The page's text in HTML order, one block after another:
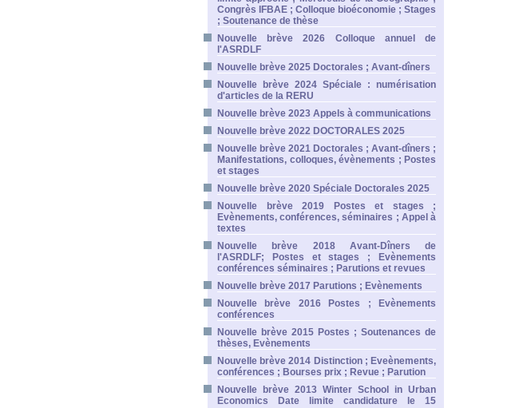
Congrès IFBAE ; Colloque bioéconomie ; Stages
; Soutenance de thèse
Nouvelle brève 2026 Colloque annuel de
l'ASRDLF
Nouvelle brève 2025 Doctorales ; Avant-dîners
Nouvelle brève 2024 Spéciale : numérisation
d'articles de la RERU
Nouvelle brève 2023 Appels à communications
Nouvelle brève 2022 DOCTORALES 2025
Nouvelle brève 2021 Doctorales ; Avant-dîners ;
Manifestations, colloques, évènements ; Postes
et stages
Nouvelle brève 2020 Spéciale Doctorales 2025
Nouvelle brève 2019 Postes et stages ;
Evènements, conférences, séminaires ; Appel à
textes
Nouvelle brève 2018 Avant-Dîners de
l'ASRDLF; Postes et stages ; Evènements
conférences séminaires ; Parutions et revues
Nouvelle brève 2017 Parutions ; Evènements
Nouvelle brève 2016 Postes ; Evènements
conférences
Nouvelle brève 2015 Postes ; Soutenances de
thèses, Evènements
Nouvelle brève 2014 Distinction ; Eveènements,
conférences ; Bourses prix ; Revue ; Parution
Nouvelle brève 2013 Winter School in Urban
Economics Date limite candidature le 15